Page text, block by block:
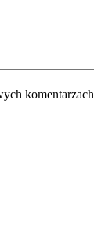
komentarzach